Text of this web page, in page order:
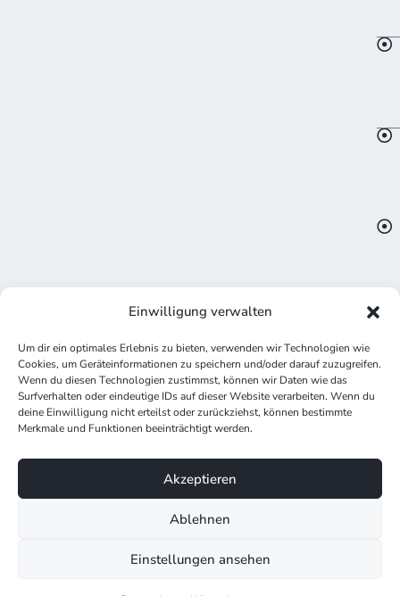
Einwilligung verwalten
Um dir ein optimales Erlebnis zu bieten, verwenden wir Technologien wie
Cookies, um Geräteinformationen zu speichern und/oder darauf zuzugreifen.
Wenn du diesen Technologien zustimmst, können wir Daten wie das
Surfverhalten oder eindeutige IDs auf dieser Website verarbeiten. Wenn du
deine Einwilligung nicht erteilst oder zurückziehst, können bestimmte
Merkmale und Funktionen beeinträchtigt werden.
Akzeptieren
Ablehnen
Einstellungen ansehen
Anwendungsfälle für KI im
Marketing.